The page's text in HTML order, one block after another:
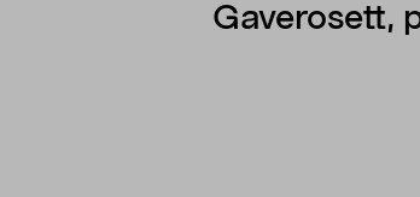
Gaverosett,